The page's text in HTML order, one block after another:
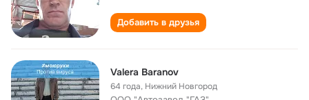
Добавить в друзья
Valera Baranov
64 года, Нижний Новгород